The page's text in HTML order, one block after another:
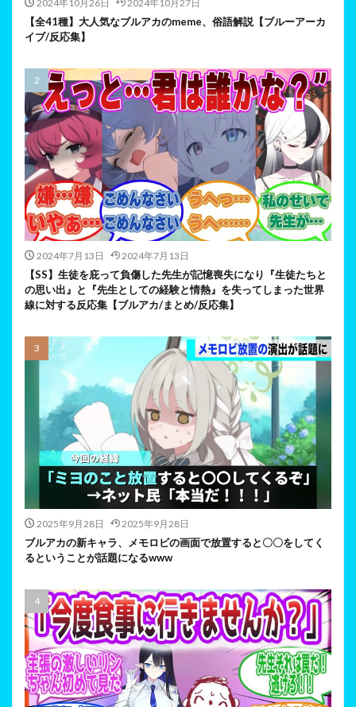
2024年10月26日 2024年10月27日
【全41種】大人気なブルアカのmeme、俗語解説【ブルーアーカ
イブ/反応集】
2024年7月13日 2024年7月13日
【SS】生徒を庇って負傷した先生が記憶喪失になり『生徒たちと
の思い出』と『先生としての経験と情熱』を失ってしまった世界
線に対する反応集【ブルアカ/まとめ/反応集】
2025年9月28日 2025年9月28日
ブルアカの新キャラ、メモロビの画面で放置すると〇〇をしてく
るということが話題になるwww